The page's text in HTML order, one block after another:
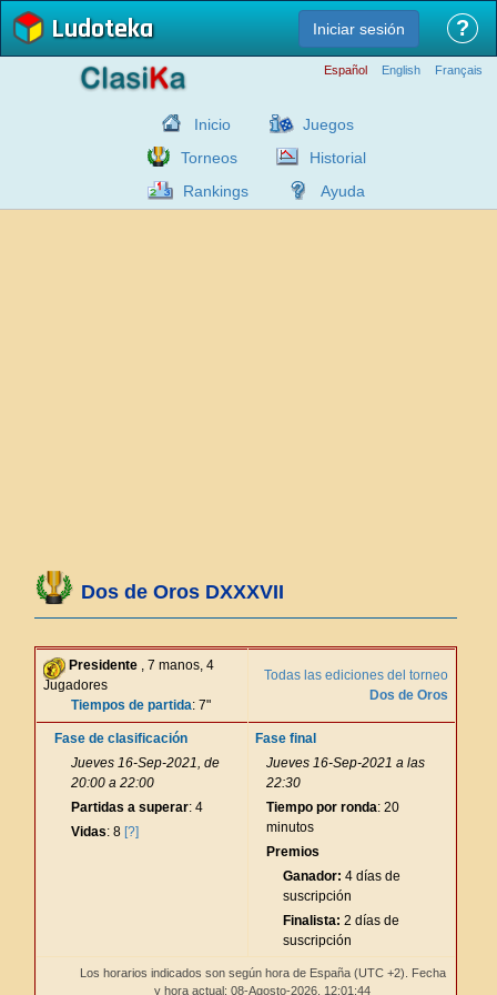
Ludoteka Iniciar sesión ?
Español English Français
Inicio
Juegos
Torneos
Historial
Rankings
Ayuda
Dos de Oros DXXXVII
Presidente , 7 manos, 4
Jugadores
Tiempos de partida: 7"
Todas las ediciones del torneo
Dos de Oros
Fase de clasificación
Jueves 16-Sep-2021, de
20:00 a 22:00
Partidas a superar: 4
Vidas: 8 [?]
Fase final
Jueves 16-Sep-2021 a las
22:30
Tiempo por ronda: 20
minutos
Premios
Ganador: 4 días de
suscripción
Finalista: 2 días de
suscripción
Los horarios indicados son según hora de España (UTC +2). Fecha
y hora actual: 08-Agosto-2026, 12:01:44